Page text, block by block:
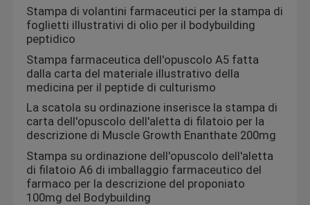
Stampa di volantini farmaceutici per la stampa di
foglietti illustrativi di olio per il bodybuilding
peptidico
Stampa farmaceutica dell'opuscolo A5 fatta
dalla carta del materiale illustrativo della
medicina per il peptide di culturismo
La scatola su ordinazione inserisce la stampa di
carta dell'opuscolo dell'aletta di filatoio per la
descrizione di Muscle Growth Enanthate 200mg
Stampa su ordinazione dell'opuscolo dell'aletta
di filatoio A6 di imballaggio farmaceutico del
farmaco per la descrizione del proponiato
100mg del Bodybuilding